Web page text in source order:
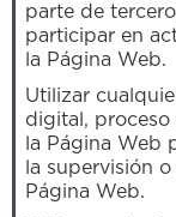
parte de
participar en
la Página Web.
Utilizar
digital, proceso
la Página Web
la supervisión
Página Web.